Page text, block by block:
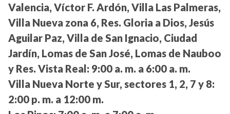
Valencia, Víctor F. Ardón, Villa Las Palmeras,
Villa Nueva zona 6, Res. Gloria a Dios, Jesús
Aguilar Paz, Villa de San Ignacio, Ciudad
Jardín, Lomas de San José, Lomas de Nauboo
y Res. Vista Real: 9:00 a. m. a 6:00 a. m.
Villa Nueva Norte y Sur, sectores 1, 2, 7 y 8:
2:00 p. m. a 12:00 m.